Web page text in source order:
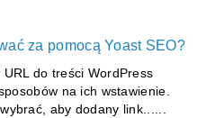
za pomocą Yoast SEO?
do treści WordPress
na ich wstawienie.
aby dodany link......